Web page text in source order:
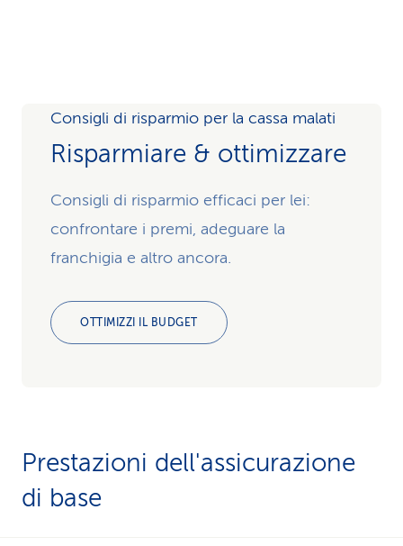
Consigli di risparmio per la cassa malati
Risparmiare & ottimizzare
Consigli di risparmio efficaci per lei:
confrontare i premi, adeguare la
franchigia e altro ancora.
OTTIMIZZI IL BUDGET
Prestazioni dell'assicurazione
di base